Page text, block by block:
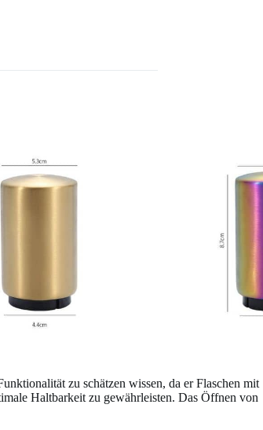
zu schätzen wissen, da er Flaschen mit
Haltbarkeit zu gewährleisten. Das Öffnen von